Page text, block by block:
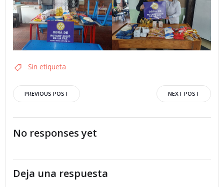
Sin etiqueta
Navegación
por
las
entradas
PREVIOUS POST
Navegación
por
NEXT POST
No responses yet
Deja una respuesta